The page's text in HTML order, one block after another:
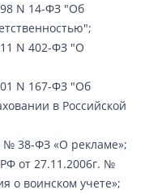
N 14-ФЗ "Об
N 402-ФЗ "О
N 167-ФЗ "Об
в Российской
№ 38-ФЗ «О рекламе»;
от 27.11.2006г. №
о воинском учете»;